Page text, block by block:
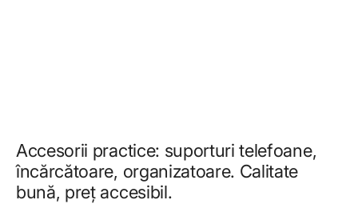
Accesorii practice: suporturi telefoane,
încărcătoare, organizatoare. Calitate
bună, preț accesibil.